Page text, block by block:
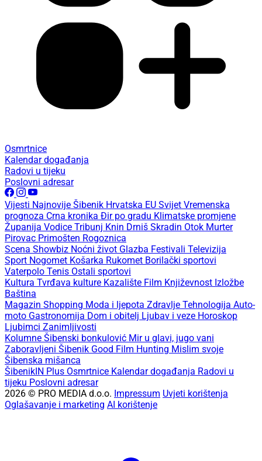
Osmrtnice
Kalendar događanja
Radovi u tijeku
Poslovni adresar
Vijesti Najnovije Šibenik Hrvatska EU Svijet Vremenska
prognoza Crna kronika Đir po gradu Klimatske promjene
Županija Vodice Tribunj Knin Drniš Skradin Otok Murter
Pirovac Primošten Rogoznica
Scena Showbiz Noćni život Glazba Festivali Televizija
Sport Nogomet Košarka Rukomet Borilački sportovi
Vaterpolo Tenis Ostali sportovi
Kultura Tvrđava kulture Kazalište Film Književnost Izložbe
Baština
Magazin Shopping Moda i ljepota Zdravlje Tehnologija Auto-
moto Gastronomija Dom i obitelj Ljubav i veze Horoskop
Ljubimci Zanimljivosti
Kolumne Šibenski bonkulović Mir u glavi, jugo vani
Zaboravljeni Šibenik Good Film Hunting Mislim svoje
Šibenska mišanca
ŠibenikIN Plus Osmrtnice Kalendar događanja Radovi u
tijeku Poslovni adresar
2026 © PRO MEDIA d.o.o. Impressum Uvjeti korištenja
Oglašavanje i marketing AI korištenje